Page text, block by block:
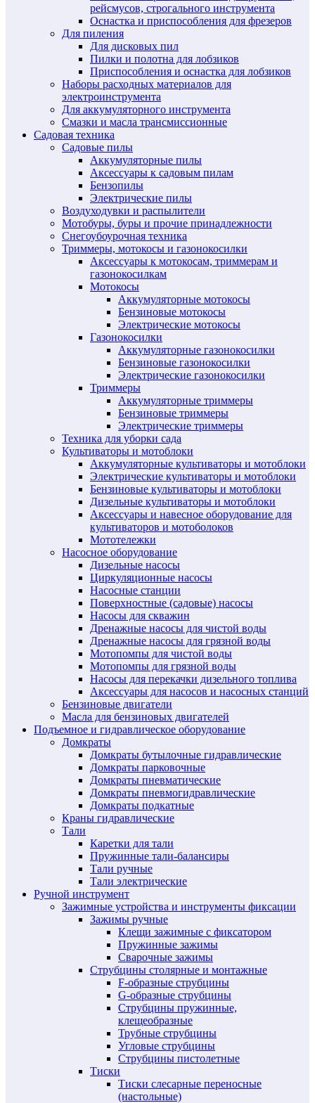
рейсмусов, строгального инструмента
Оснастка и приспособления для фрезеров
Для пиления
Для дисковых пил
Пилки и полотна для лобзиков
Приспособления и оснастка для лобзиков
Наборы расходных материалов для
электроинструмента
Для аккумуляторного инструмента
Смазки и масла трансмиссионные
Садовая техника
Садовые пилы
Аккумуляторные пилы
Аксессуары к садовым пилам
Бензопилы
Электрические пилы
Воздуходувки и распылители
Мотобуры, буры и прочие принадлежности
Снегоубоурочная техника
Триммеры, мотокосы и газонокосилки
Аксессуары к мотокосам, триммерам и
газонокосилкам
Мотокосы
Аккумуляторные мотокосы
Бензиновые мотокосы
Электрические мотокосы
Газонокосилки
Аккумуляторные газонокосилки
Бензиновые газонокосилки
Электрические газонокосилки
Триммеры
Аккумуляторные триммеры
Бензиновые триммеры
Электрические триммеры
Техника для уборки сада
Культиваторы и мотоблоки
Аккумуляторные культиваторы и мотоблоки
Электрические культиваторы и мотоблоки
Бензиновые культиваторы и мотоблоки
Дизельные культиваторы и мотоблоки
Аксессуары и навесное оборудование для
культиваторов и мотоболоков
Мототележки
Насосное оборудование
Дизельные насосы
Циркуляционные насосы
Насосные станции
Поверхностные (садовые) насосы
Насосы для скважин
Дренажные насосы для чистой воды
Дренажные насосы для грязной воды
Мотопомпы для чистой воды
Мотопомпы для грязной воды
Насосы для перекачки дизельного топлива
Аксессуары для насосов и насосных станций
Бензиновые двигатели
Масла для бензиновых двигателей
Подъемное и гидравлическое оборудование
Домкраты
Домкраты бутылочные гидравлические
Домкраты парковочные
Домкраты пневматические
Домкраты пневмогидравлические
Домкраты подкатные
Краны гидравлические
Тали
Каретки для тали
Пружинные тали-балансиры
Тали ручные
Тали электрические
Ручной инструмент
Зажимные устройства и инструменты фиксации
Зажимы ручные
Клещи зажимные с фиксатором
Пружинные зажимы
Сварочные зажимы
Струбцины столярные и монтажные
F-образные струбцины
G-образные струбцины
Струбцины пружинные,
клещеобразные
Трубные струбцины
Угловые струбцины
Струбцины пистолетные
Тиски
Тиски слесарные переносные
(настольные)